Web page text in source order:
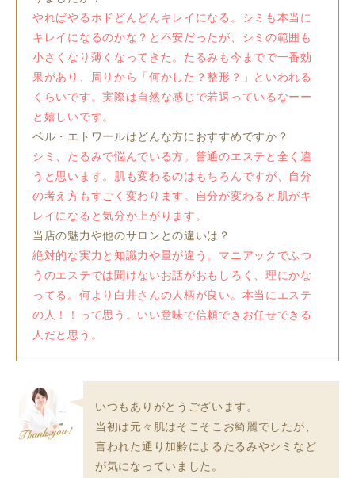
やればやるホドどんどんキレイになる。シミも本当に
キレイになるのかな？と不安だったが、シミの範囲も
小さくなり薄くなってきた。たるみも今までで一番効
果があり、周りから「何かした？整形？」といわれる
くらいです。実際は自然な感じで若返っているなーー
と嬉しいです。
ベル・エトワールはどんな方におすすめですか？
シミ、たるみで悩んでいる方。普通のエステと全く違
うと思います。肌も変わるのはもちろんですが、自分
の考え方もすごく変わります。自分が変わると肌がキ
レイになると気分が上がります。
当店の魅力や他のサロンとの違いは？
絶対的な実力と知識力や量が違う。マニアックでふつ
うのエステでは聞けないお話がおもしろく、理にかな
ってる。何より白井さんの人柄が良い。本当にエステ
の人！！って思う。いい意味で信頼できお任せできる
人だと思う。
いつもありがとうございます。
当初は元々肌はそこそこお綺麗でしたが、
言われた通り加齢によるたるみやシミなど
が気になっていました。